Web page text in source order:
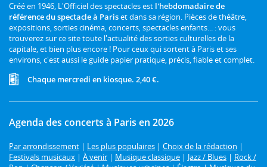
Créé en 1946, L'Officiel des spectacles est l'hebdomadaire de
référence du spectacle à Pariset dans sa région. Pièces de théâtre,
expositions, sorties cinéma, concerts, spectacles enfants... : vous
trouverez sur ce site toute l'actualité des sorties culturelles de la
capitale, et bien plus encore ! Pour ceux qui sortent à Paris et ses
environs, c'est aussi le guide papier pratique, précis, fiable et complet.
Chaque mercredi en kiosque. 2,40 €.
Agenda des concerts à Paris en 2026
Par arrondissement | Les plus populaires | Choix de la rédaction |
Festivals musicaux | À venir | Musique classique | Jazz / Blues | Rock /